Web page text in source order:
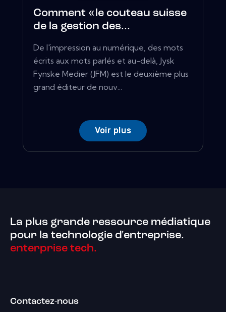
Comment «le couteau suisse
de la gestion des...
De l'impression au numérique, des mots
écrits aux mots parlés et au-delà, Jysk
Fynske Medier (JFM) est le deuxième plus
grand éditeur de nouv...
Voir plus
La plus grande ressource médiatique
pour la technologie d'entreprise.
enterprise tech.
Contactez-nous